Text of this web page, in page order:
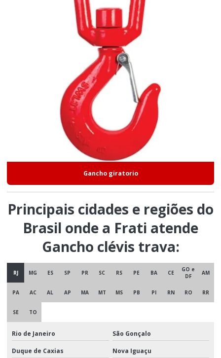
Gancho giratorio
Principais cidades e regiões do
Brasil onde a Frati atende
Gancho clévis trava:
RJ MG ES SP PR SC RS PE BA CE
GO e
DF
AM
PA AC AL AP MA MT MS PB PI RN RO RR
SE TO
Rio de Janeiro São Gonçalo
Duque de Caxias Nova Iguaçu